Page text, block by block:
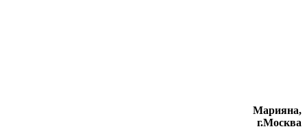
Марияна,
г.Москва